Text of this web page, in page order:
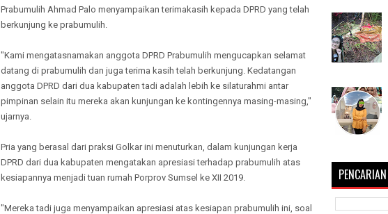
Prabumulih Ahmad Palo menyampaikan terimakasih kepada DPRD yang telah
berkunjung ke prabumulih.
"Kami mengatasnamakan anggota DPRD Prabumulih mengucapkan selamat
datang di prabumulih dan juga terima kasih telah berkunjung. Kedatangan
anggota DPRD dari dua kabupaten tadi adalah lebih ke silaturahmi antar
pimpinan selain itu mereka akan kunjungan ke kontingennya masing-masing,"
ujarnya.
Pria yang berasal dari praksi Golkar ini menuturkan, dalam kunjungan kerja
DPRD dari dua kabupaten mengatakan apresiasi terhadap prabumulih atas
kesiapannya menjadi tuan rumah Porprov Sumsel ke XII 2019.
"Mereka tadi juga menyampaikan apresiasi atas kesiapan prabumulih ini, soal
PENCARIAN